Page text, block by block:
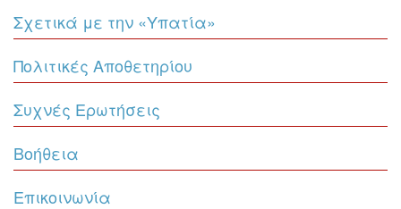
Σχετικά με την «Υπατία»
Πολιτικές Αποθετηρίου
Συχνές Ερωτήσεις
Βοήθεια
Επικοινωνία